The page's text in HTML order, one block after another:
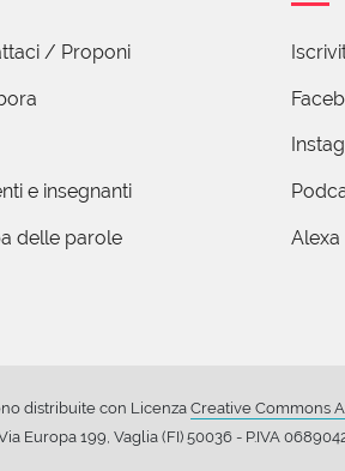
/ Proponi
e insegnanti
delle parole Alexa
distribuite con Licenza Creative Commons
Europa 199, Vaglia (FI) 50036 - P.IVA